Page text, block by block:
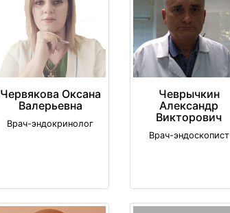
Червякова Оксана
Валерьевна
Врач-эндокринолог
Чеврычкин
Александр
Викторович
Врач-эндоскопист